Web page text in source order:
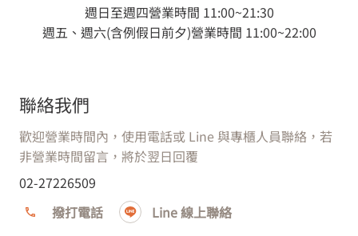
WMF
WMF SOGO 復興店
週日至週四營業時間 11:00~21:30
週五、週六(含例假日前夕)營業時間 11:00~22:00
聯絡我們
歡迎營業時間內，使用電話或 Line 與專櫃人員聯絡，若
非營業時間留言，將於翌日回覆
02-27226509
撥打電話
Line 線上聯絡